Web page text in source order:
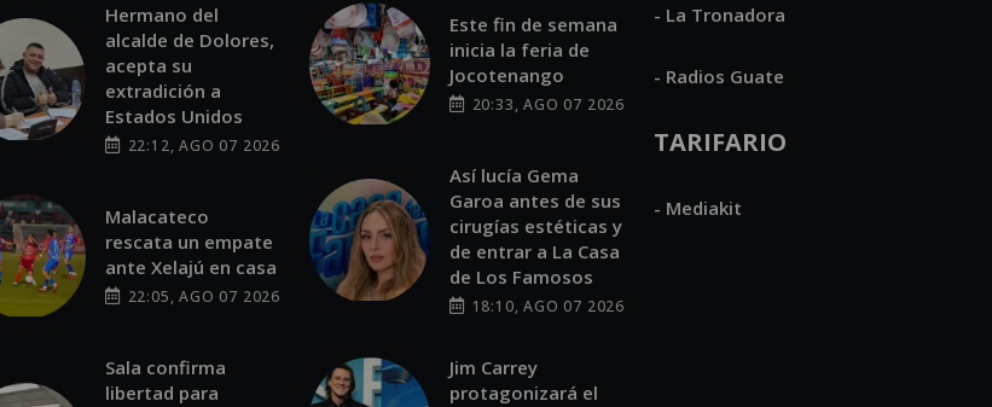
Hermano del
alcalde de Dolores,
acepta su
extradición a
Estados Unidos
22:12, AGO 07 2026
Malacateco
rescata un empate
ante Xelajú en casa
22:05, AGO 07 2026
Sala confirma
libertad para
Este fin de semana
inicia la feria de
Jocotenango
20:33, AGO 07 2026
Así lucía Gema
Garoa antes de sus
cirugías estéticas y
de entrar a La Casa
de Los Famosos
18:10, AGO 07 2026
Jim Carrey
protagonizará el
- La Tronadora
- Radios Guate
TARIFARIO
- Mediakit